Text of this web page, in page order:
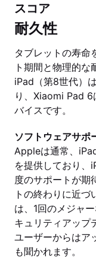
スコア
耐久性
タブレットの寿命
ト期間と物理的な
iPad（第8世代）
り、Xiaomi Pad
バイスです。
ソフトウェアサポ
Appleは通常、
を提供しており、
度のサポートが期
トの終わりに近
は、1回のメジャ
キュリティアップ
ユーザーからはア
も聞かれます。